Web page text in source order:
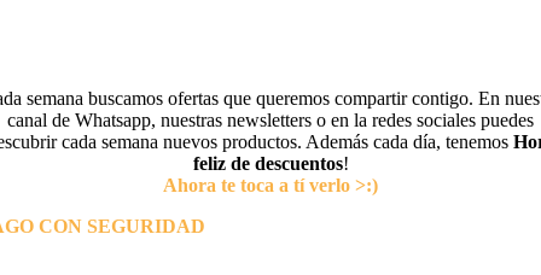
semana buscamos ofertas que queremos compartir contigo. En
canal de Whatsapp, nuestras newsletters o en la redes sociales puedes
cada semana nuevos productos. Además cada día, tenemos
feliz de descuentos!
Ahora te toca a tí verlo >:)
CON SEGURIDAD